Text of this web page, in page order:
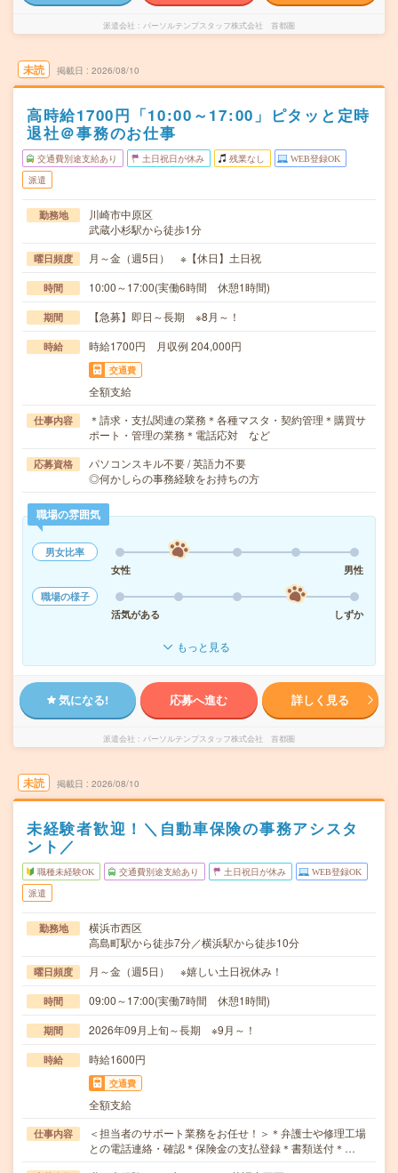
派遣会社 パーソルテンプスタッフ株式会社 首都圏
未読 掲載日 2026/08/10
高時給1700円「10:00～17:00」ピタッと定時
退社＠事務のお仕事
交通費別途支給あり 土日祝日が休み 残業なし WEB登録OK
派遣
勤務地
川崎市中原区
武蔵小杉駅から徒歩1分
曜日頻度 月～金（週5日） ※【休日】土日祝
時間 10:00～17:00(実働6時間 休憩1時間)
期間 【急募】即日～長期 ※8月～！
時給 時給1700円 月収例 204,000円
交通費
全額支給
仕事内容
＊請求・支払関連の業務＊各種マスタ・契約管理＊購買サ
ポート・管理の業務＊電話応対 など
応募資格
パソコンスキル不要 / 英語力不要
◎何かしらの事務経験をお持ちの方
職場の雰囲気
男女比率
女性
男性
職場の様子
活気がある
しずか
もっと見る
気になる! 応募へ進む 詳しく見る
派遣会社 パーソルテンプスタッフ株式会社 首都圏
未読 掲載日 2026/08/10
未経験者歓迎！＼自動車保険の事務アシスタ
ント／
職種未経験OK 交通費別途支給あり 土日祝日が休み WEB登録OK
派遣
勤務地
横浜市西区
高島町駅から徒歩7分／横浜駅から徒歩10分
曜日頻度 月～金（週5日） ※嬉しい土日祝休み！
時間 09:00～17:00(実働7時間 休憩1時間)
期間 2026年09月上旬～長期 ※9月～！
時給 時給1600円
交通費
全額支給
仕事内容
＜担当者のサポート業務をお任せ！＞＊弁護士や修理工場
との電話連絡・確認＊保険金の支払登録＊書類送付＊…